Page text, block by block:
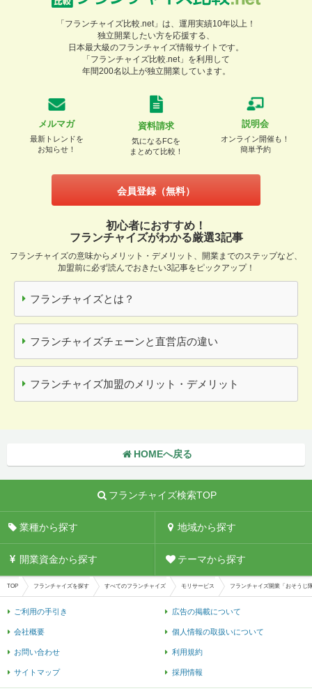
「フランチャイズ比較.net」は、運用実績10年以上！
独立開業したい方を応援する、
日本最大級のフランチャイズ情報サイトです。
「フランチャイズ比較.net」を利用して
年間200名以上が独立開業しています。
メルマガ
最新トレンドを
お知らせ！
資料請求
気になるFCを
まとめて比較！
説明会
オンライン開催も！
簡単予約
会員登録（無料）
初心者におすすめ！
フランチャイズがわかる厳選3記事
フランチャイズの意味からメリット・デメリット、開業までのステップなど、
加盟前に必ず読んでおきたい3記事をピックアップ！
フランチャイズとは？
フランチャイズチェーンと直営店の違い
フランチャイズ加盟のメリット・デメリット
HOMEへ戻る
フランチャイズ検索TOP
業種から探す 地域から探す
開業資金から探す テーマから探す
TOP フランチャイズを探す すべてのフランチャイズ モリサービス フランチャイズ開業「おそうじ
ご利用の手引き 広告の掲載について
会社概要 個人情報の取扱いについて
お問い合わせ 利用規約
サイトマップ 採用情報